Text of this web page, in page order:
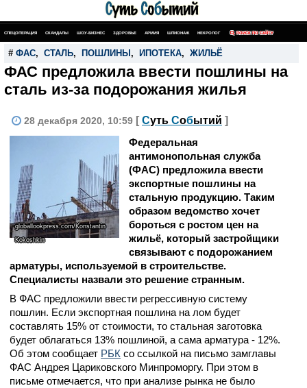
СПЕЦОПЕРАЦИЯ СКАНДАЛЫ ШОУ-БИЗНЕС ЗДОРОВЬЕ АРМИЯ ШПИОНАЖ НЕКРОЛОГ ПОИСК ПО САЙТУ
# ФАС, СТАЛЬ, ПОШЛИНЫ , ИПОТЕКА, ЖИЛЬЁ
ФАС предложила ввести пошлины на
сталь из-за подорожания жилья
28 декабря 2020, 10:59 [ Суть Событий ]
globallookpress.com/Konstantin
Kokoshkin
Федеральная
антимонопольная служба
(ФАС) предложила ввести
экспортные пошлины на
стальную продукцию. Таким
образом ведомство хочет
бороться с ростом цен на
жильё, который застройщики
связывают с подорожанием
арматуры, используемой в строительстве.
Специалисты назвали это решение странным.
В ФАС предложили ввести регрессивную систему
пошлин. Если экспортная пошлина на лом будет
составлять 15% от стоимости, то стальная заготовка
будет облагаться 13% пошлиной, а сама арматура - 12%.
Об этом сообщает РБК со ссылкой на письмо замглавы
ФАС Андрея Цариковского Минпроморгу. При этом в
письме отмечается, что при анализе рынка не было